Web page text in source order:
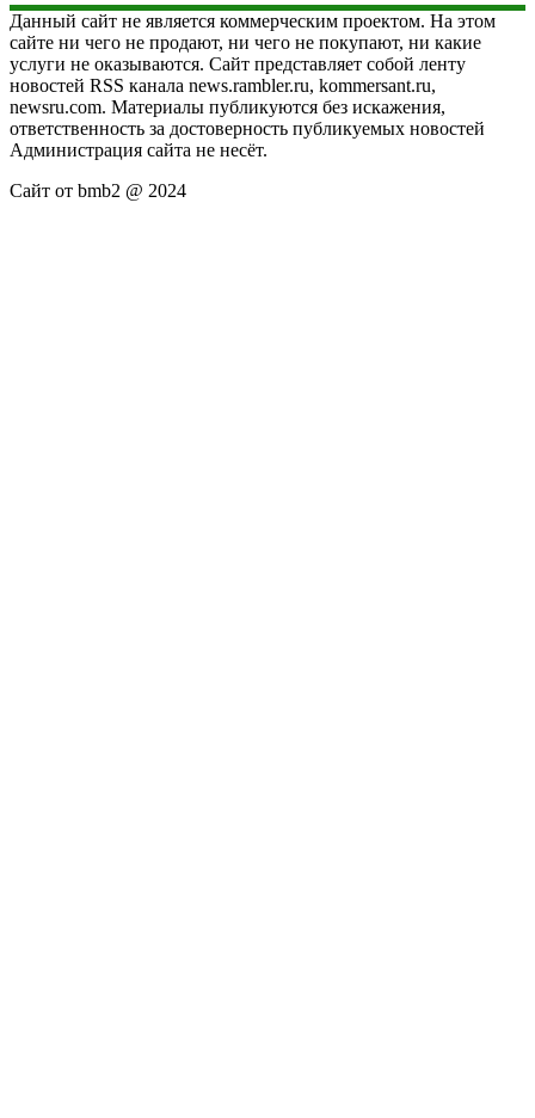
Данный сайт не является коммерческим проектом. На этом
сайте ни чего не продают, ни чего не покупают, ни какие
услуги не оказываются. Сайт представляет собой ленту
новостей RSS канала news.rambler.ru, kommersant.ru,
newsru.com. Материалы публикуются без искажения,
ответственность за достоверность публикуемых новостей
Администрация сайта не несёт.
Сайт от bmb2 @ 2024